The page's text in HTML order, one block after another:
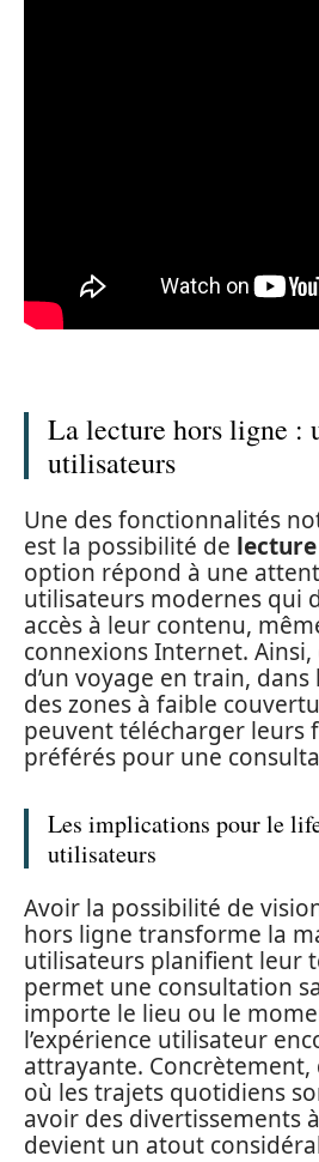
La lecture hors ligne :
utilisateurs
Une des fonctionnalités
est la possibilité de
option répond à une
utilisateurs modernes qui
accès à leur contenu,
connexions Internet.
d’un voyage en train, dans
des zones à faible
peuvent télécharger leurs
préférés pour une
Les implications pour le
utilisateurs
Avoir la possibilité de
hors ligne transforme la
utilisateurs planifient leur
permet une consultation
importe le lieu ou le
l’expérience utilisateur
attrayante.
où les trajets quotidiens
avoir des divertissements
devient un atout